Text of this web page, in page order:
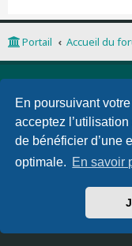
En poursuivant
acceptez
de bénéficier d’une
optimale. En savoir
Portail Accueil du
phpBB 3